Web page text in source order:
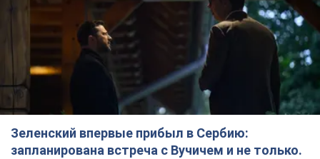
Зеленский впервые прибыл в Сербию:
запланирована встреча с Вучичем и не только.